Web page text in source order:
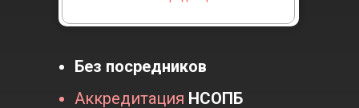
Без посредников
Аккредитация НСОПБ